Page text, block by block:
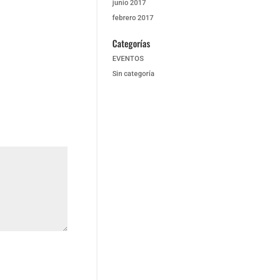
junio 2017
febrero 2017
Categorías
EVENTOS
Sin categoría